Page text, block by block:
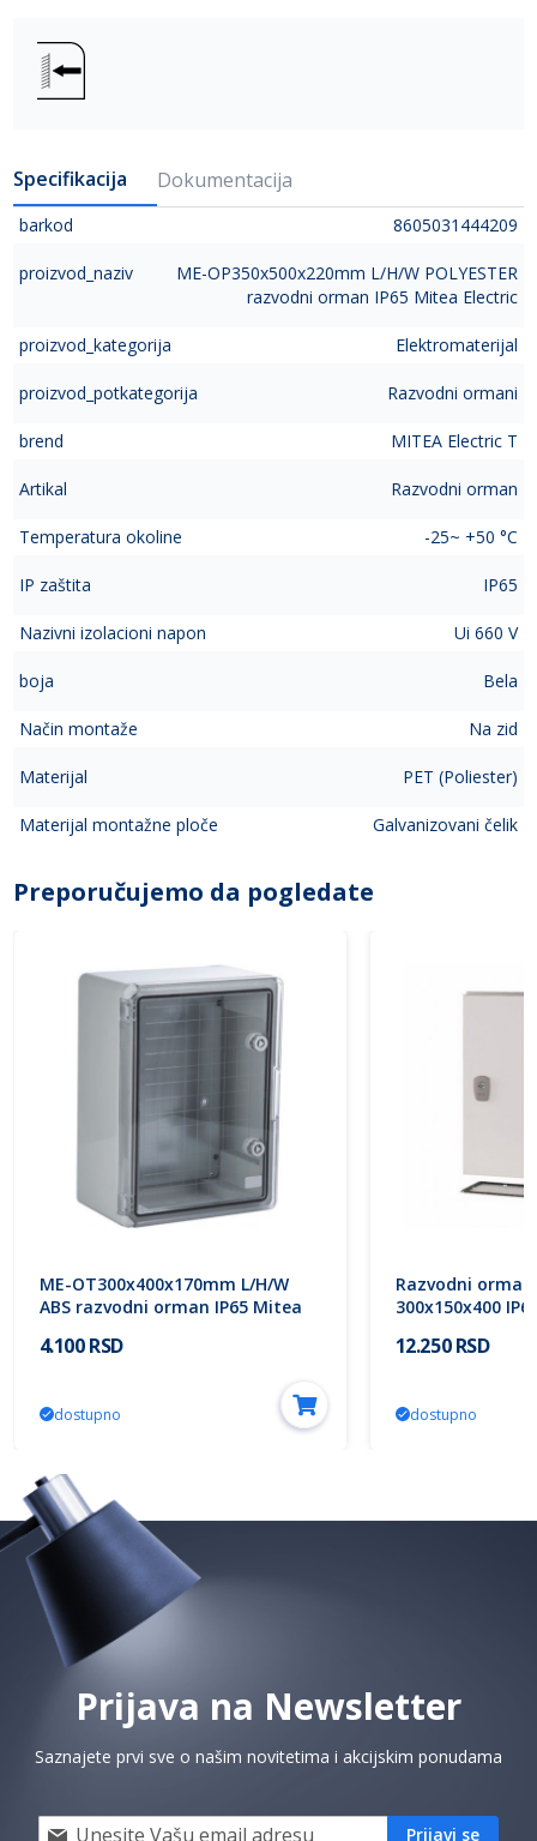
Specifikacija Dokumentacija
barkod 8605031444209
proizvod_naziv
ME-OP350x500x220mm L/H/W POLYESTER
razvodni orman IP65 Mitea Electric
proizvod_kategorija Elektromaterijal
proizvod_potkategorija Razvodni ormani
brend MITEA Electric T
Artikal Razvodni orman
Temperatura okoline -25~ +50 °C
IP zaštita IP65
Nazivni izolacioni napon Ui 660 V
boja Bela
Način montaže Na zid
Materijal PET (Poliester)
Materijal montažne ploče Galvanizovani čelik
Preporučujemo da pogledate
ME-OT300x400x170mm L/H/W
ABS razvodni orman IP65 Mitea
4.100 RSD
dostupno
Razvodni
300x150x400
12.250 RSD
dostupno
Prijava na Newsletter
Saznajete prvi sve o našim novitetima i akcijskim ponudama
Prijavi
Prijavi se